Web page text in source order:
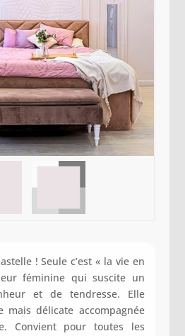
! Seule c’est « la vie en
féminine qui suscite un
et de tendresse. Elle
mais délicate accompagnée
Convient pour toutes les